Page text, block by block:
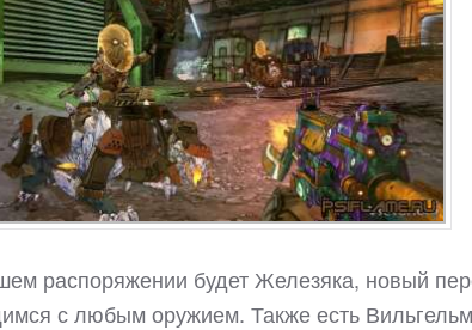
распоряжении будет Железяка, новый
с любым оружием. Также есть